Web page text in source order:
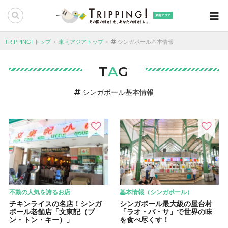
東南アジア
TRIPPING! トップ 東南アジアトップ シンガポール基本情報
TAG
シンガポール基本情報
不動の人気を誇るお店
チキンライスの名店！シンガ
ポール老舗店「文東記（ブ
ン・トン・キー）」
基本情報（シンガポール）
シンガポール最大級の屋台村
「ラオ・パ・サ」で世界の味
を食べ尽くす！